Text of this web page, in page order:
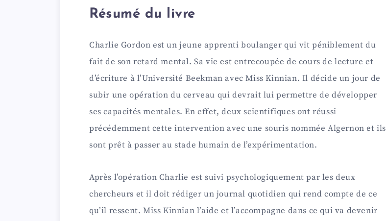
Résumé du livre
Charlie Gordon est un jeune apprenti boulanger qui vit péniblement du
fait de son retard mental. Sa vie est entrecoupée de cours de lecture et
d’écriture à l’Université Beekman avec Miss Kinnian. Il décide un jour de
subir une opération du cerveau qui devrait lui permettre de développer
ses capacités mentales. En effet, deux scientifiques ont réussi
précédemment cette intervention avec une souris nommée Algernon et ils
sont prêt à passer au stade humain de l’expérimentation.
Après l’opération Charlie est suivi psychologiquement par les deux
chercheurs et il doit rédiger un journal quotidien qui rend compte de ce
qu’il ressent. Miss Kinnian l’aide et l’accompagne dans ce qui va devenir